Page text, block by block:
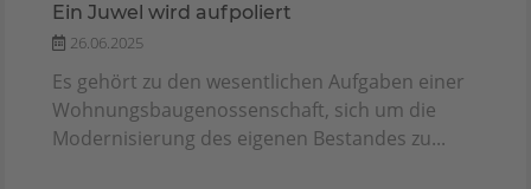
Ein Juwel wird aufpoliert
26.06.2025
Es gehört zu den wesentlichen Aufgaben einer
Wohnungsbaugenossenschaft, sich um die
Modernisierung des eigenen Bestandes zu...